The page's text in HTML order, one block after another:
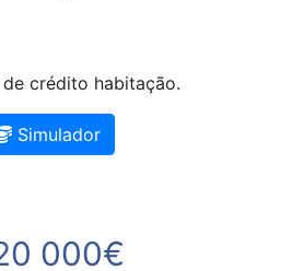
crédito habitação.
Simulador
000€